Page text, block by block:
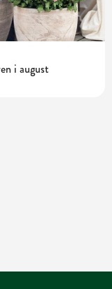
i august